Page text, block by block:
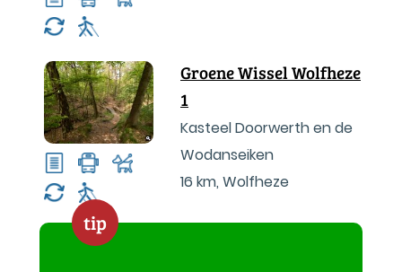
Groene Wissel Wolfheze
1
Kasteel Doorwerth en de
Wodanseiken
16 km, Wolfheze
tip